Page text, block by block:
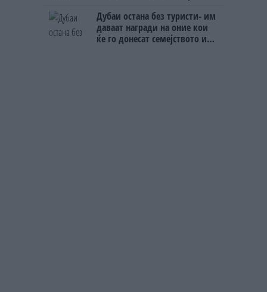
Дубаи остана без туристи- им
даваат награди на оние кои
ќе го донесат семејството или